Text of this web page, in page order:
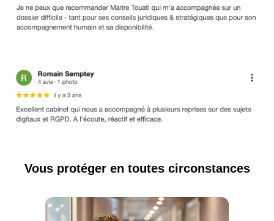
Vous protéger en toutes circonstances